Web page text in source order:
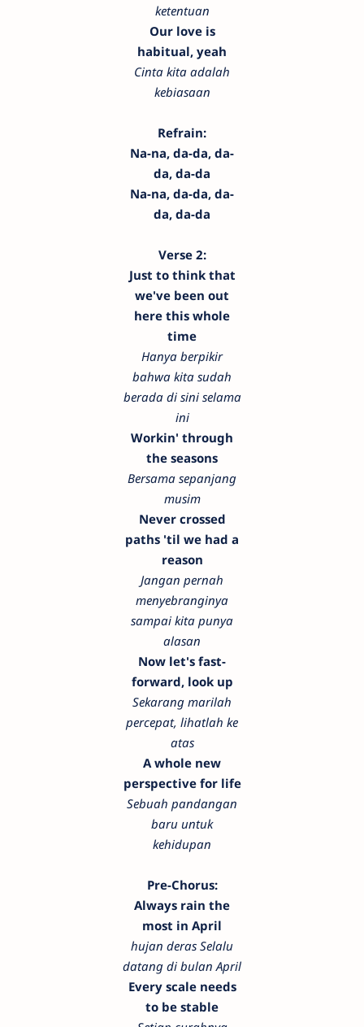
ketentuan
Our love is
habitual, yeah
Cinta kita adalah
kebiasaan
Refrain:
Na-na, da-da, da-
da, da-da
Na-na, da-da, da-
da, da-da
Verse 2:
Just to think that
we've been out
here this whole
time
Hanya berpikir
bahwa kita sudah
berada di sini selama
ini
Workin' through
the seasons
Bersama sepanjang
musim
Never crossed
paths 'til we had a
reason
Jangan pernah
menyebranginya
sampai kita punya
alasan
Now let's fast-
forward, look up
Sekarang marilah
percepat, lihatlah ke
atas
A whole new
perspective for life
Sebuah pandangan
baru untuk
kehidupan
Pre-Chorus:
Always rain the
most in April
hujan deras Selalu
datang di bulan April
Every scale needs
to be stable